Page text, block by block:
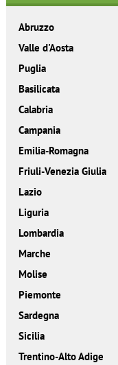
Abruzzo
Valle d'Aosta
Puglia
Basilicata
Calabria
Campania
Emilia-Romagna
Friuli-Venezia Giulia
Lazio
Liguria
Lombardia
Marche
Molise
Piemonte
Sardegna
Sicilia
Trentino-Alto Adige